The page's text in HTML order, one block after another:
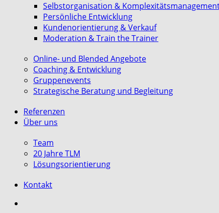
Selbstorganisation &
Persönliche Entwicklung
Kundenorientierung & Verkauf
Moderation & Train the Trainer
Online- und Blended Angebote
Coaching & Entwicklung
Gruppenevents
Strategische Beratung und Begleitung
Referenzen
Über uns
Team
20 Jahre TLM
Lösungsorientierung
Kontakt